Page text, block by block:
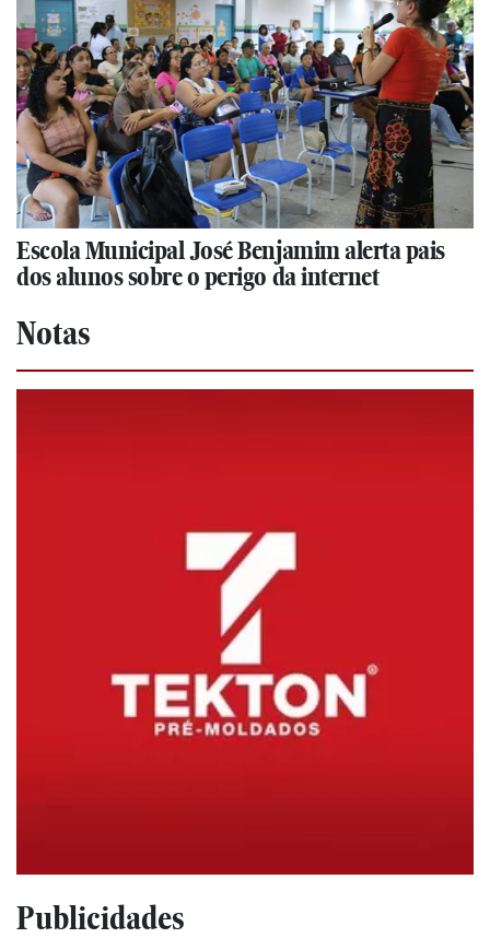
Escola Municipal José Benjamim alerta pais
dos alunos sobre o perigo da internet
Notas
Publicidades